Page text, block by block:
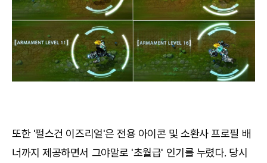
또한 '펄스건 이즈리얼'은 전용 아이콘 및 소환사 프로필 배
너까지 제공하면서 그야말로 '초월급' 인기를 누렸다. 당시